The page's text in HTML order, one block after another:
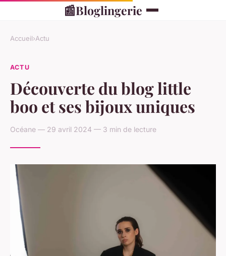
📰Bloglingerie
Accueil›Actu
ACTU
Découverte du blog little
boo et ses bijoux uniques
Océane — 29 avril 2024 — 3 min de lecture